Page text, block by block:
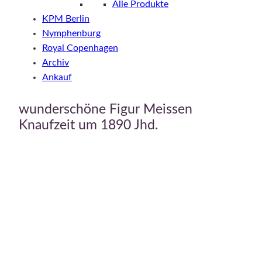
Alle Produkte
KPM Berlin
Nymphenburg
Royal Copenhagen
Archiv
Ankauf
wunderschöne Figur Meissen
Knaufzeit um 1890 Jhd.